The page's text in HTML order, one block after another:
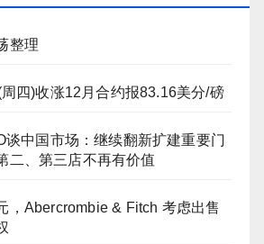
整理
四)收涨12月合约报83.16美分/磅
谈中国市场：继续翻新扩建重要门
二、第三店不再有价值
，Abercrombie & Fitch 考虑出售